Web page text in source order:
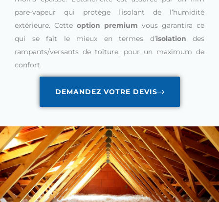
pare-vapeur qui protège l’isolant de l’humidité
extérieure. Cette option premium vous garantira ce
qui se fait le mieux en termes d’isolation des
rampants/versants de toiture, pour un maximum de
confort.
DEMANDEZ VOTRE DEVIS